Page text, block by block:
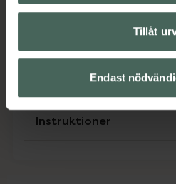
Tillåt
Endast
Kost och hälsa
Instruktioner